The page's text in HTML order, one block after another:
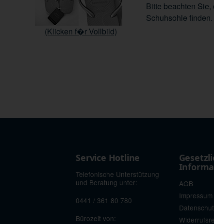
(Klicken f�r Vollbild)
Bitte beachten
Schuhsohle
Service Hotline
Telefonische Unterstützung
und Beratung unter:
0441 / 361 80 780
Bürozeit von:
AGB
Impressum